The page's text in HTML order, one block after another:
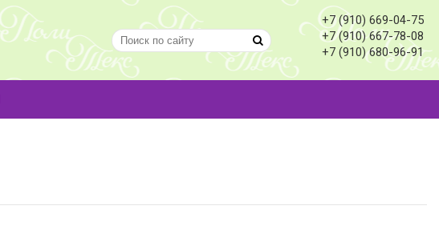
+7 (910) 669-04-75
+7 (910) 667-78-08
+7 (910) 680-96-91